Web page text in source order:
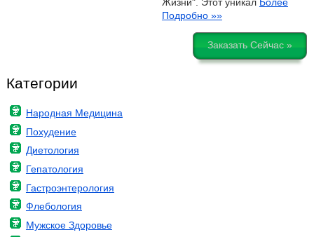
Жизни". Этот уникал Более
Подробно »»
Заказать Сейчас »
Категории
Народная Медицина
Похудение
Диетология
Гепатология
Гастроэнтерология
Флебология
Мужское Здоровье